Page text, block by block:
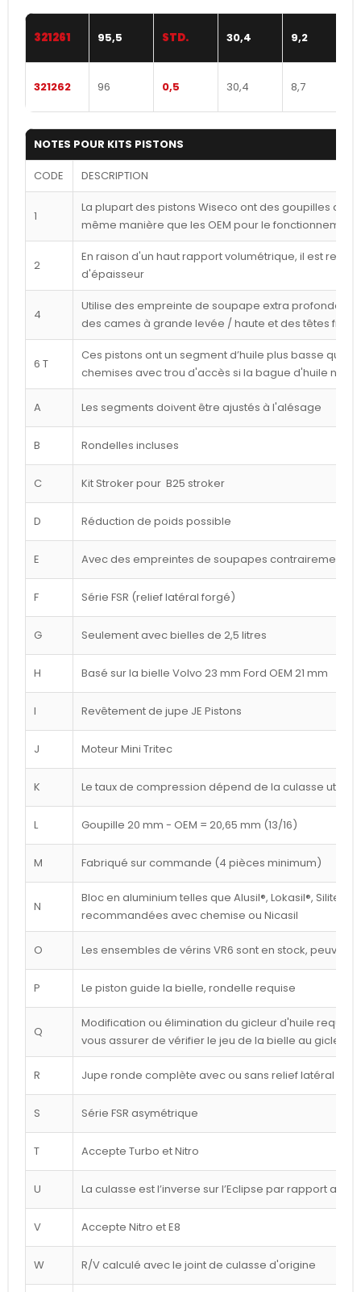
321261 95,5 STD. 30,4 9,2
321262 96 0,5 30,4 8,7
NOTES POUR KITS PISTONS
CODE DESCRIPTION
1
La plupart des pistons Wiseco ont des goupilles
même manière que les OEM pour le
2
En raison d'un haut rapport volumétrique, il est
d'épaisseur
4
Utilise des empreinte de soupape extra profondes
des cames à grande levée / haute et des têtes
6 T
Ces pistons ont un segment d’huile plus basse que
chemises avec trou d'accès si la bague d'huile
A Les segments doivent être ajustés à l'alésage
B Rondelles incluses
C Kit Stroker pour B25 stroker
D Réduction de poids possible
E Avec des empreintes de soupapes contrairement à
F Série FSR (relief latéral forgé)
G Seulement avec bielles de 2,5 litres
H Basé sur la bielle Volvo 23 mm Ford OEM 21 mm
I Revêtement de jupe JE Pistons
J Moteur Mini Tritec
K Le taux de compression dépend de la culasse
L Goupille 20 mm - OEM = 20,65 mm (13/16)
M Fabriqué sur commande (4 pièces minimum)
N
Bloc en aluminium telles que Alusil®, Lokasil®, Silitec®,
recommandées avec chemise ou Nicasil
O Les ensembles de vérins VR6 sont en stock, peuvent
P Le piston guide la bielle, rondelle requise
Q
Modification ou élimination du gicleur d'huile
vous assurer de vérifier le jeu de la bielle au gicleur
R Jupe ronde complète avec ou sans relief latéral
S Série FSR asymétrique
T Accepte Turbo et Nitro
U La culasse est l’inverse sur l’Eclipse par rapport au
V Accepte Nitro et E8
W R/V calculé avec le joint de culasse d'origine